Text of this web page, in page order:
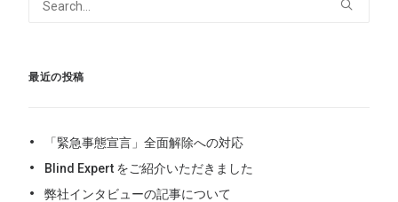
最近の投稿
「緊急事態宣言」全面解除への対応
Blind Expert をご紹介いただきました
弊社インタビューの記事について